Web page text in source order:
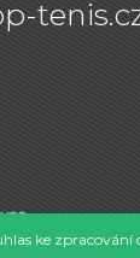
ke zpracování